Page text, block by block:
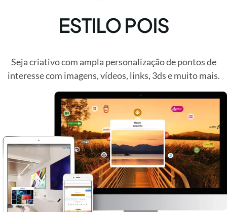
ESTILO POIS
Seja criativo com ampla personalização de pontos de
interesse com imagens, vídeos, links, 3ds e muito mais.